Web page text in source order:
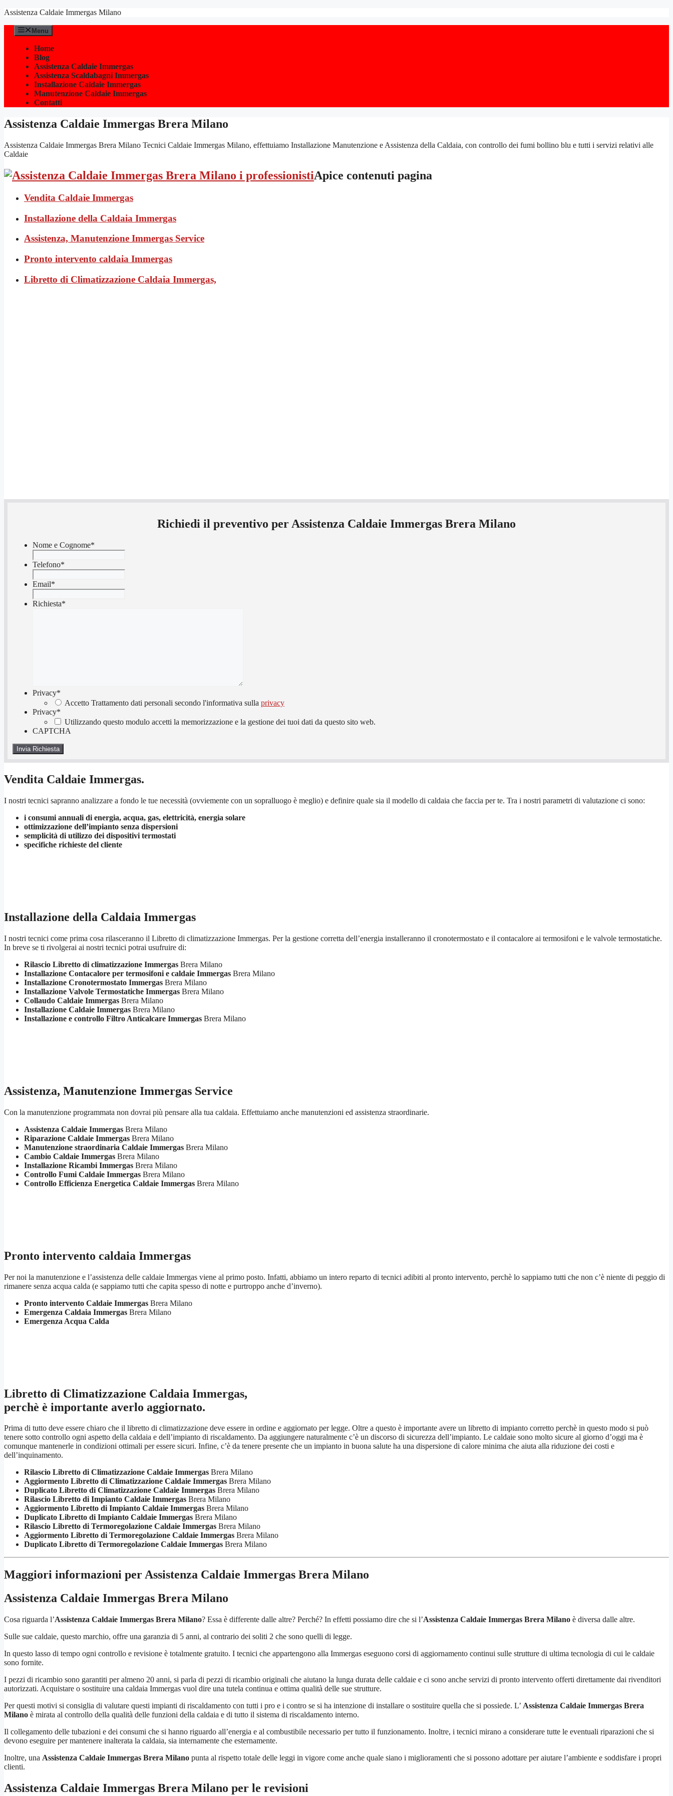
Vai
contenuto
Assistenza Caldaie Immergas Milano
Menu
Home
Blog
Assistenza Caldaie Immergas
Assistenza Scaldabagni Immergas
Installazione Caldaie Immergas
Manutenzione Caldaie Immergas
Contatti
Assistenza Caldaie Immergas Brera Milano
Assistenza Caldaie Immergas Brera Milano Tecnici Caldaie Immergas Milano, effettuiamo Installazione Manutenzione e Assistenza della Caldaia, con controllo dei fumi bollino blu e tutti i servizi relativi alle
Caldaie
Apice contenuti pagina
Vendita Caldaie Immergas
Installazione della Caldaia Immergas
Assistenza, Manutenzione Immergas Service
Pronto intervento caldaia Immergas
Libretto di Climatizzazione Caldaia Immergas,
Richiedi il preventivo per Assistenza Caldaie Immergas Brera Milano
Nome e Cognome*
Telefono*
Email*
Richiesta*
Privacy*
Accetto Trattamento dati personali secondo l'informativa sulla privacy
Privacy*
Utilizzando questo modulo accetti la memorizzazione e la gestione dei tuoi dati da questo sito web.
CAPTCHA
Vendita Caldaie Immergas.
I nostri tecnici sapranno analizzare a fondo le tue necessità (ovviemente con un sopralluogo è meglio) e definire quale sia il modello di caldaia che faccia per te. Tra i nostri parametri di valutazione ci sono:
i consumi annuali di energia, acqua, gas, elettricità, energia solare
ottimizzazione dell’impianto senza dispersioni
semplicità di utilizzo dei dispositivi termostati
specifiche richieste del cliente
Installazione della Caldaia Immergas
I nostri tecnici come prima cosa rilasceranno il Libretto di climatizzazione Immergas. Per la gestione corretta dell’energia installeranno il cronotermostato e il contacalore ai termosifoni e le valvole termostatiche.
In breve se ti rivolgerai ai nostri tecnici potrai usufruire di:
Rilascio Libretto di climatizzazione Immergas Brera Milano
Installazione Contacalore per termosifoni e caldaie Immergas Brera Milano
Installazione Cronotermostato Immergas Brera Milano
Installazione Valvole Termostatiche Immergas Brera Milano
Collaudo Caldaie Immergas Brera Milano
Installazione Caldaie Immergas Brera Milano
Installazione e controllo Filtro Anticalcare Immergas Brera Milano
Assistenza, Manutenzione Immergas Service
Con la manutenzione programmata non dovrai più pensare alla tua caldaia. Effettuiamo anche manutenzioni ed assistenza straordinarie.
Assistenza Caldaie Immergas Brera Milano
Riparazione Caldaie Immergas Brera Milano
Manutenzione straordinaria Caldaie Immergas Brera Milano
Cambio Caldaie Immergas Brera Milano
Installazione Ricambi Immergas Brera Milano
Controllo Fumi Caldaie Immergas Brera Milano
Controllo Efficienza Energetica Caldaie Immergas Brera Milano
Pronto intervento caldaia Immergas
Per noi la manutenzione e l’assistenza delle caldaie Immergas viene al primo posto. Infatti, abbiamo un intero reparto di tecnici adibiti al pronto intervento, perchè lo sappiamo tutti che non c’è niente di peggio di
rimanere senza acqua calda (e sappiamo tutti che capita spesso di notte e purtroppo anche d’inverno).
Pronto intervento Caldaie Immergas Brera Milano
Emergenza Caldaia Immergas Brera Milano
Emergenza Acqua Calda
Libretto di Climatizzazione Caldaia Immergas,
perchè è importante averlo aggiornato.
Prima di tutto deve essere chiaro che il libretto di climatizzazione deve essere in ordine e aggiornato per legge. Oltre a questo è importante avere un libretto di impianto corretto perchè in questo modo si può
tenere sotto controllo ogni aspetto della caldaia e dell’impianto di riscaldamento. Da aggiungere naturalmente c’è un discorso di sicurezza dell’impianto. Le caldaie sono molto sicure al giorno d’oggi ma è
comunque mantenerle in condizioni ottimali per essere sicuri. Infine, c’è da tenere presente che un impianto in buona salute ha una dispersione di calore minima che aiuta alla riduzione dei costi e
dell’inquinamento.
Rilascio Libretto di Climatizzazione Caldaie Immergas Brera Milano
Aggiormento Libretto di Climatizzazione Caldaie Immergas Brera Milano
Duplicato Libretto di Climatizzazione Caldaie Immergas Brera Milano
Rilascio Libretto di Impianto Caldaie Immergas Brera Milano
Aggiormento Libretto di Impianto Caldaie Immergas Brera Milano
Duplicato Libretto di Impianto Caldaie Immergas Brera Milano
Rilascio Libretto di Termoregolazione Caldaie Immergas Brera Milano
Aggiormento Libretto di Termoregolazione Caldaie Immergas Brera Milano
Duplicato Libretto di Termoregolazione Caldaie Immergas Brera Milano
Maggiori informazioni per Assistenza Caldaie Immergas Brera Milano
Assistenza Caldaie Immergas Brera Milano
Cosa riguarda l’Assistenza Caldaie Immergas Brera Milano? Essa è differente dalle altre? Perché? In effetti possiamo dire che si l’Assistenza Caldaie Immergas Brera Milano è diversa dalle altre.
Sulle sue caldaie, questo marchio, offre una garanzia di 5 anni, al contrario dei soliti 2 che sono quelli di legge.
In questo lasso di tempo ogni controllo e revisione è totalmente gratuito. I tecnici che appartengono alla Immergas eseguono corsi di aggiornamento continui sulle strutture di ultima tecnologia di cui le caldaie
sono fornite.
I pezzi di ricambio sono garantiti per almeno 20 anni, si parla di pezzi di ricambio originali che aiutano la lunga durata delle caldaie e ci sono anche servizi di pronto intervento offerti direttamente dai rivenditori
autorizzati. Acquistare o sostituire una caldaia Immergas vuol dire una tutela continua e ottima qualità delle sue strutture.
Per questi motivi si consiglia di valutare questi impianti di riscaldamento con tutti i pro e i contro se si ha intenzione di installare o sostituire quella che si possiede. L’ Assistenza Caldaie Immergas Brera
Milano è mirata al controllo della qualità delle funzioni della caldaia e di tutto il sistema di riscaldamento interno.
Il collegamento delle tubazioni e dei consumi che si hanno riguardo all’energia e al combustibile necessario per tutto il funzionamento. Inoltre, i tecnici mirano a considerare tutte le eventuali riparazioni che si
devono eseguire per mantenere inalterata la caldaia, sia internamente che esternamente.
Inoltre, una Assistenza Caldaie Immergas Brera Milano punta al rispetto totale delle leggi in vigore come anche quale siano i miglioramenti che si possono adottare per aiutare l’ambiente e soddisfare i propri
clienti.
Assistenza Caldaie Immergas Brera Milano per le revisioni